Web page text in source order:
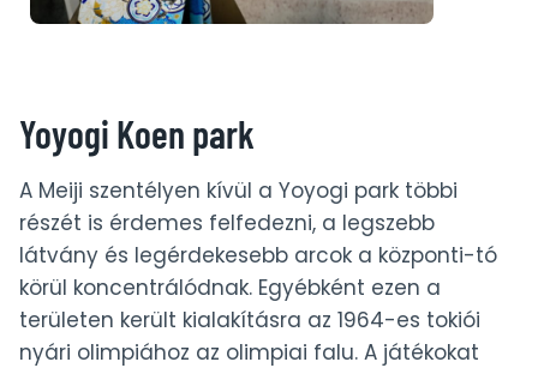
Yoyogi Koen park
A Meiji szentélyen kívül a Yoyogi park többi
részét is érdemes felfedezni, a legszebb
látvány és legérdekesebb arcok a központi-tó
körül koncentrálódnak. Egyébként ezen a
területen került kialakításra az 1964-es tokiói
nyári olimpiához az olimpiai falu. A játékokat